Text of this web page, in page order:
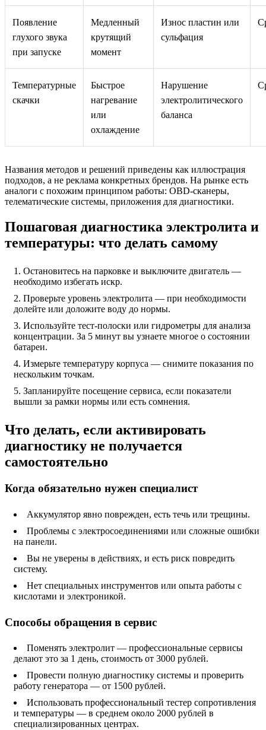
Появление
глухого звука
при запуске
Медленный
крутящий
момент
Износ пластин или
сульфация
Температурные
скачки
Быстрое
нагревание
или
охлаждение
Нарушение
электролитического
баланса
Названия методов и решений приведены как иллюстрация
подходов, а не реклама конкретных брендов. На рынке есть
аналоги с похожим принципом работы: OBD-сканеры,
телематические системы, приложения для диагностики.
Пошаговая диагностика электролита и
температуры: что делать самому
Остановитесь на парковке и выключите двигатель —
необходимо избегать искр.
Проверьте уровень электролита — при необходимости
долейте или доложите воду до нормы.
Используйте тест-полоски или гидрометры для анализа
концентрации. За 5 минут вы узнаете многое о состоянии
батареи.
Измерьте температуру корпуса — снимите показания по
нескольким точкам.
Запланируйте посещение сервиса, если показатели
вышли за рамки нормы или есть сомнения.
Что делать, если активировать
диагностику не получается
самостоятельно
Когда обязательно нужен специалист
Аккумулятор явно поврежден, есть течь или трещины.
Проблемы с электросоединениями или сложные ошибки
на панели.
Вы не уверены в действиях, и есть риск повредить
систему.
Нет специальных инструментов или опыта работы с
кислотами и электроникой.
Способы обращения в сервис
Поменять электролит — профессиональные сервисы
делают это за 1 день, стоимость от 3000 рублей.
Провести полную диагностику системы и проверить
работу генератора — от 1500 рублей.
Использовать профессиональный тестер сопротивления
и температуры — в среднем около 2000 рублей в
специализированных центрах.